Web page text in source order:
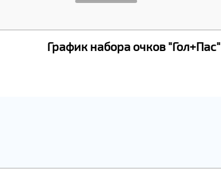
График набора очков "Гол+Пас"